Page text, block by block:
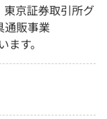
京証券取引所グ
通販事業
す。